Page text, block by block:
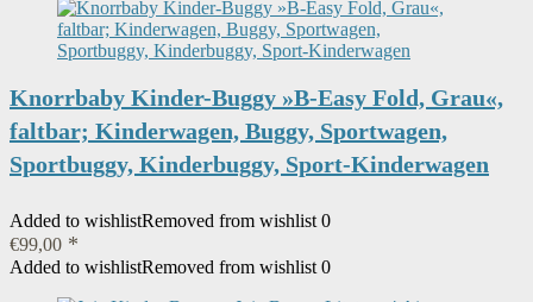
Knorrbaby Kinder-Buggy »B-Easy Fold, Grau«,
faltbar; Kinderwagen, Buggy, Sportwagen,
Sportbuggy, Kinderbuggy, Sport-Kinderwagen
Added to wishlistRemoved from wishlist 0
€99,00
Added to wishlistRemoved from wishlist 0